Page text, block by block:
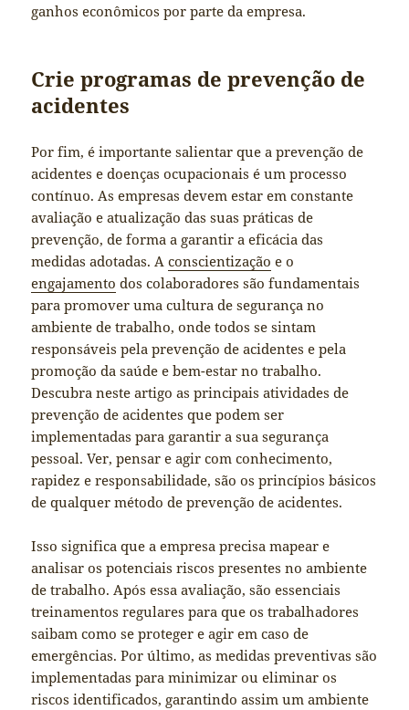
ganhos econômicos por parte da empresa.
Crie programas de prevenção de
acidentes
Por fim, é importante salientar que a prevenção de
acidentes e doenças ocupacionais é um processo
contínuo. As empresas devem estar em constante
avaliação e atualização das suas práticas de
prevenção, de forma a garantir a eficácia das
medidas adotadas. Aconscientização e o
engajamento dos colaboradores são fundamentais
para promover uma cultura de segurança no
ambiente de trabalho, onde todos se sintam
responsáveis pela prevenção de acidentes e pela
promoção da saúde e bem-estar no trabalho.
Descubra neste artigo as principais atividades de
prevenção de acidentes que podem ser
implementadas para garantir a sua segurança
pessoal. Ver, pensar e agir com conhecimento,
rapidez e responsabilidade, são os princípios básicos
de qualquer método de prevenção de acidentes.
Isso significa que a empresa precisa mapear e
analisar os potenciais riscos presentes no ambiente
de trabalho. Após essa avaliação, são essenciais
treinamentos regulares para que os trabalhadores
saibam como se proteger e agir em caso de
emergências. Por último, as medidas preventivas são
implementadas para minimizar ou eliminar os
riscos identificados, garantindo assim um ambiente